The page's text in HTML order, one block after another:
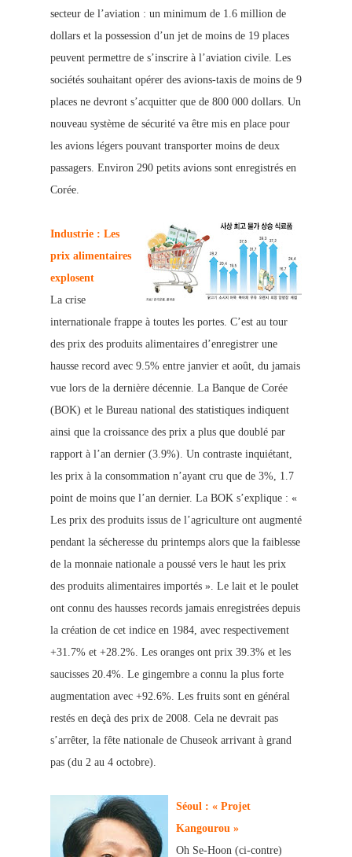
secteur de l’aviation : un minimum de 1.6 million de
dollars et la possession d’un jet de moins de 19 places
peuvent permettre de s’inscrire à l’aviation civile. Les
sociétés souhaitant opérer des avions-taxis de moins de 9
places ne devront s’acquitter que de 800 000 dollars. Un
nouveau système de sécurité va être mis en place pour
les avions légers pouvant transporter moins de deux
passagers. Environ 290 petits avions sont enregistrés en
Corée.
Industrie : Les
prix alimentaires
explosent
La crise
internationale frappe à toutes les portes. C’est au tour
des prix des produits alimentaires d’enregistrer une
hausse record avec 9.5% entre janvier et août, du jamais
vue lors de la dernière décennie. La Banque de Corée
(BOK) et le Bureau national des statistiques indiquent
ainsi que la croissance des prix a plus que doublé par
rapport à l’an dernier (3.9%). Un contraste inquiétant,
les prix à la consommation n’ayant cru que de 3%, 1.7
point de moins que l’an dernier. La BOK s’explique : «
Les prix des produits issus de l’agriculture ont augmenté
pendant la sécheresse du printemps alors que la faiblesse
de la monnaie nationale a poussé vers le haut les prix
des produits alimentaires importés ». Le lait et le poulet
ont connu des hausses records jamais enregistrées depuis
la création de cet indice en 1984, avec respectivement
+31.7% et +28.2%. Les oranges ont prix 39.3% et les
saucisses 20.4%. Le gingembre a connu la plus forte
augmentation avec +92.6%. Les fruits sont en général
restés en deçà des prix de 2008. Cela ne devrait pas
s’arrêter, la fête nationale de Chuseok arrivant à grand
pas (du 2 au 4 octobre).
Séoul : « Projet
Kangourou »
Oh Se-Hoon (ci-contre)